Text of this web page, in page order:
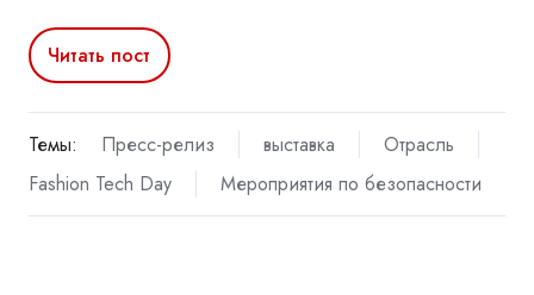
Читать пост
Темы: Пресс-релиз выставка
Отрасль
Fashion Tech Day
Мероприятия по безопасности